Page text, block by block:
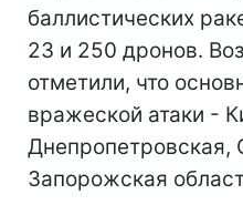
баллистических
23 и 250 дронов.
отметили, что
вражеской атаки -
Днепропетровская,
Запорожская